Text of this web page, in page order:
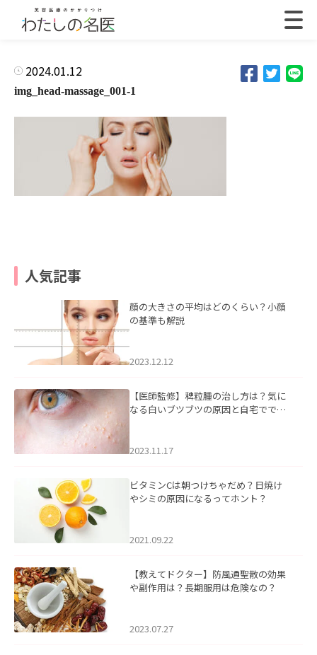
2024.01.12
img_head-massage_001-1
人気記事
顔の大きさの平均はどのくらい？小顔
の基準も解説
2023.12.12
【医師監修】稗粒腫の治し方は？気に
なる白いブツブツの原因と自宅ででき
2023.11.17
ビタミンCは朝つけちゃだめ？日焼け
やシミの原因になるってホント？
2021.09.22
【教えてドクター】防風通聖散の効果
や副作用は？長期服用は危険なの？
2023.07.27